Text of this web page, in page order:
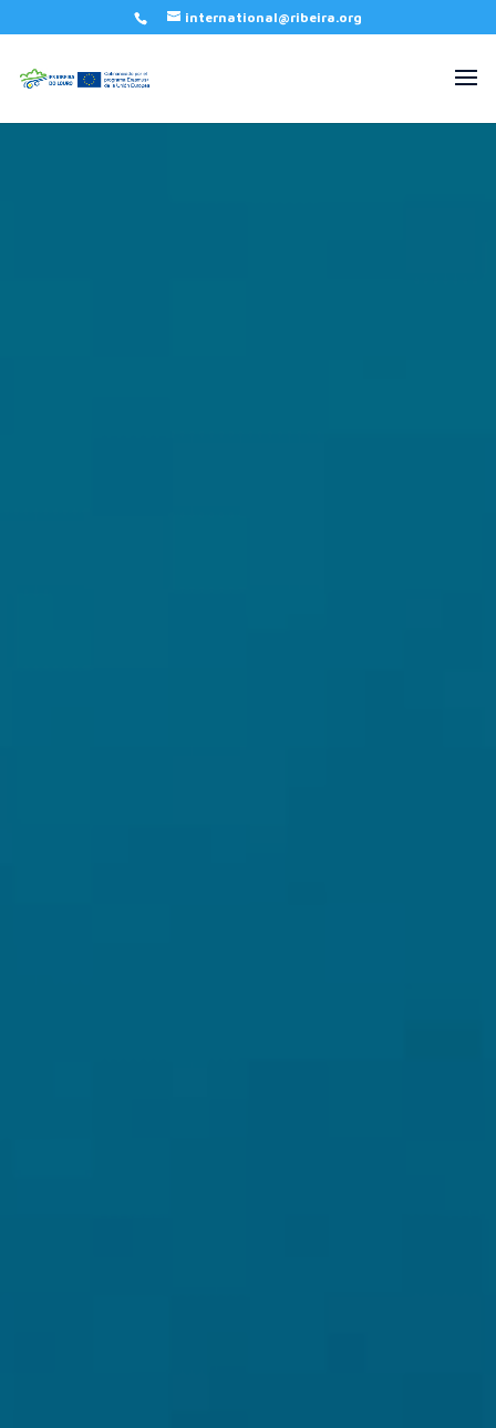
international@ribeira.org